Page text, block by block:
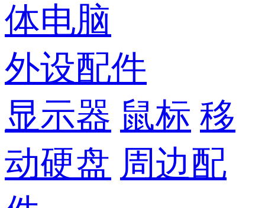
体电脑
外设配件
显示器 鼠标 移
动硬盘 周边配